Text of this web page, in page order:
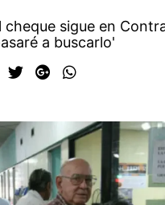
cheque sigue en
a buscarlo'